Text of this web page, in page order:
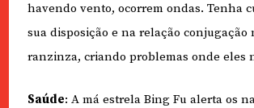
havendo vento, ocorrem ondas. Tenha
sua disposição e na relação conjugação
ranzinza, criando problemas onde eles
Saúde: A má estrela Bing Fu alerta os